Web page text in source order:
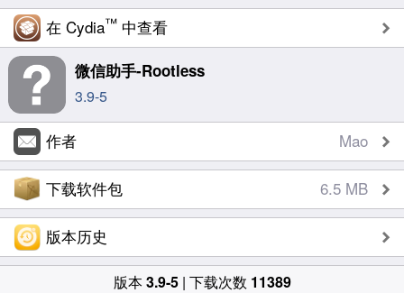
在 Cydia™ 中查看
微信助手-Rootless
3.9-5
作者 Mao
下载软件包 6.5 MB
版本历史
版本3.9-5| 下载次数 11389